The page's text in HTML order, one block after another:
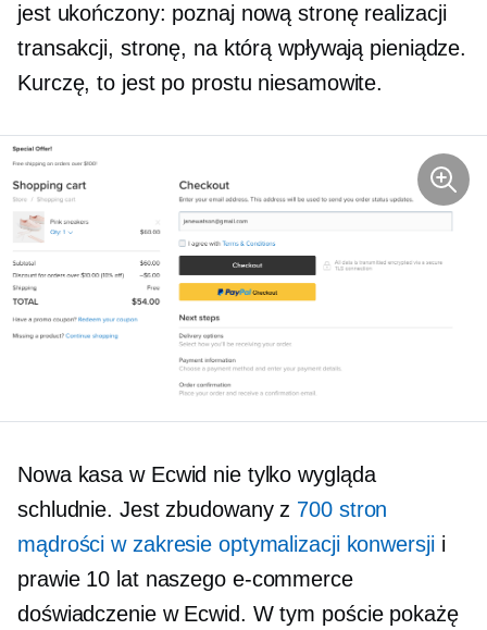
jest ukończony: poznaj nową stronę realizacji
transakcji, stronę, na którą wpływają pieniądze.
Kurczę, to jest po prostu niesamowite.
Nowa kasa w Ecwid nie tylko wygląda
schludnie. Jest zbudowany z 700 stron
mądrości w zakresie optymalizacji konwersjii
prawie 10 lat naszego e-commerce
doświadczenie w Ecwid. W tym poście pokażę